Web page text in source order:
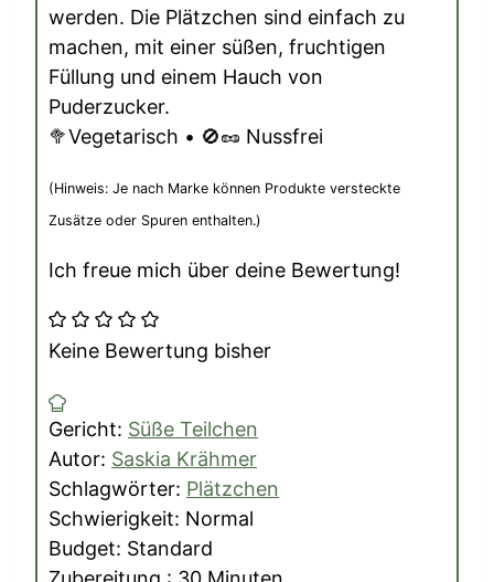
werden. Die Plätzchen sind einfach zu
machen, mit einer süßen, fruchtigen
Füllung und einem Hauch von
Puderzucker.
🥦Vegetarisch • 🚫🥜 Nussfrei
(Hinweis: Je nach Marke können Produkte versteckte
Zusätze oder Spuren enthalten.)
Ich freue mich über deine Bewertung!
Keine Bewertung bisher
Gericht: Süße Teilchen
Autor: Saskia Krähmer
Schlagwörter: Plätzchen
Schwierigkeit: Normal
Budget: Standard
Minuten